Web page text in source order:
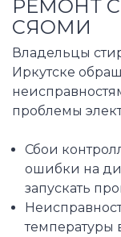
РЕМОНТ
СЯОМИ
Владельцы
Иркутске
проблемы
Сбои
ошибки на
запускать
температуры